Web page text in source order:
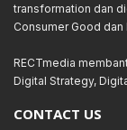
transformation dan
Consumer Good dan
RECTmedia
Digital Strategy,
CONTACT US